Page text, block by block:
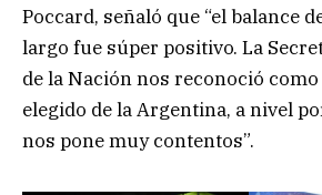
Poccard, señaló que “el balance
largo fue súper positivo. La
de la Nación nos reconoció
elegido de la Argentina, a nivel
nos pone muy contentos”.